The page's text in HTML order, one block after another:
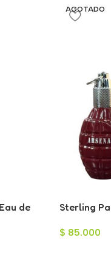
de
AGOTADO
Sterling
$ 85.000